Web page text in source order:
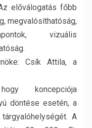
előválogatás főbb
megvalósíthatóság,
vizuális
Csík Attila, a
koncepciója
döntése esetén, a
A